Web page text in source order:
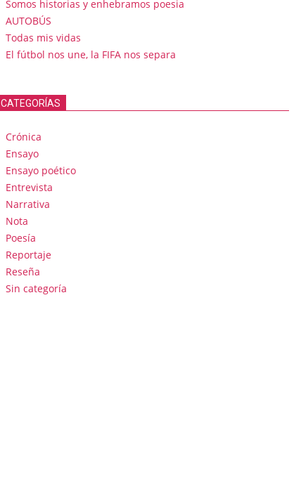
Somos historias y enhebramos poesia
AUTOBÚS
Todas mis vidas
El fútbol nos une, la FIFA nos separa
CATEGORÍAS
Crónica
Ensayo
Ensayo poético
Entrevista
Narrativa
Nota
Poesía
Reportaje
Reseña
Sin categoría